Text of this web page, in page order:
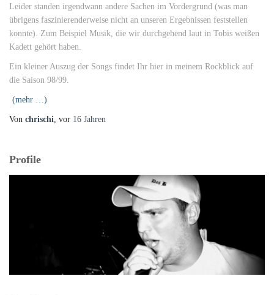
Leider standen irgendwann andere Sachen im Vordergrund (was man
übrigens faszinierenderweise nicht an unseren Ergebnissen feststellen
konnte). Zum Beispiel Musik, die wir durchgehend laut in Tobis weißen
Kadett gehört haben.
Ein kleiner Auszug der Songs findet Ihr hier in meinem Rockblick auf
die Saison 98/99.
(mehr …)
Von chrischi, vor 16 Jahren
Profile